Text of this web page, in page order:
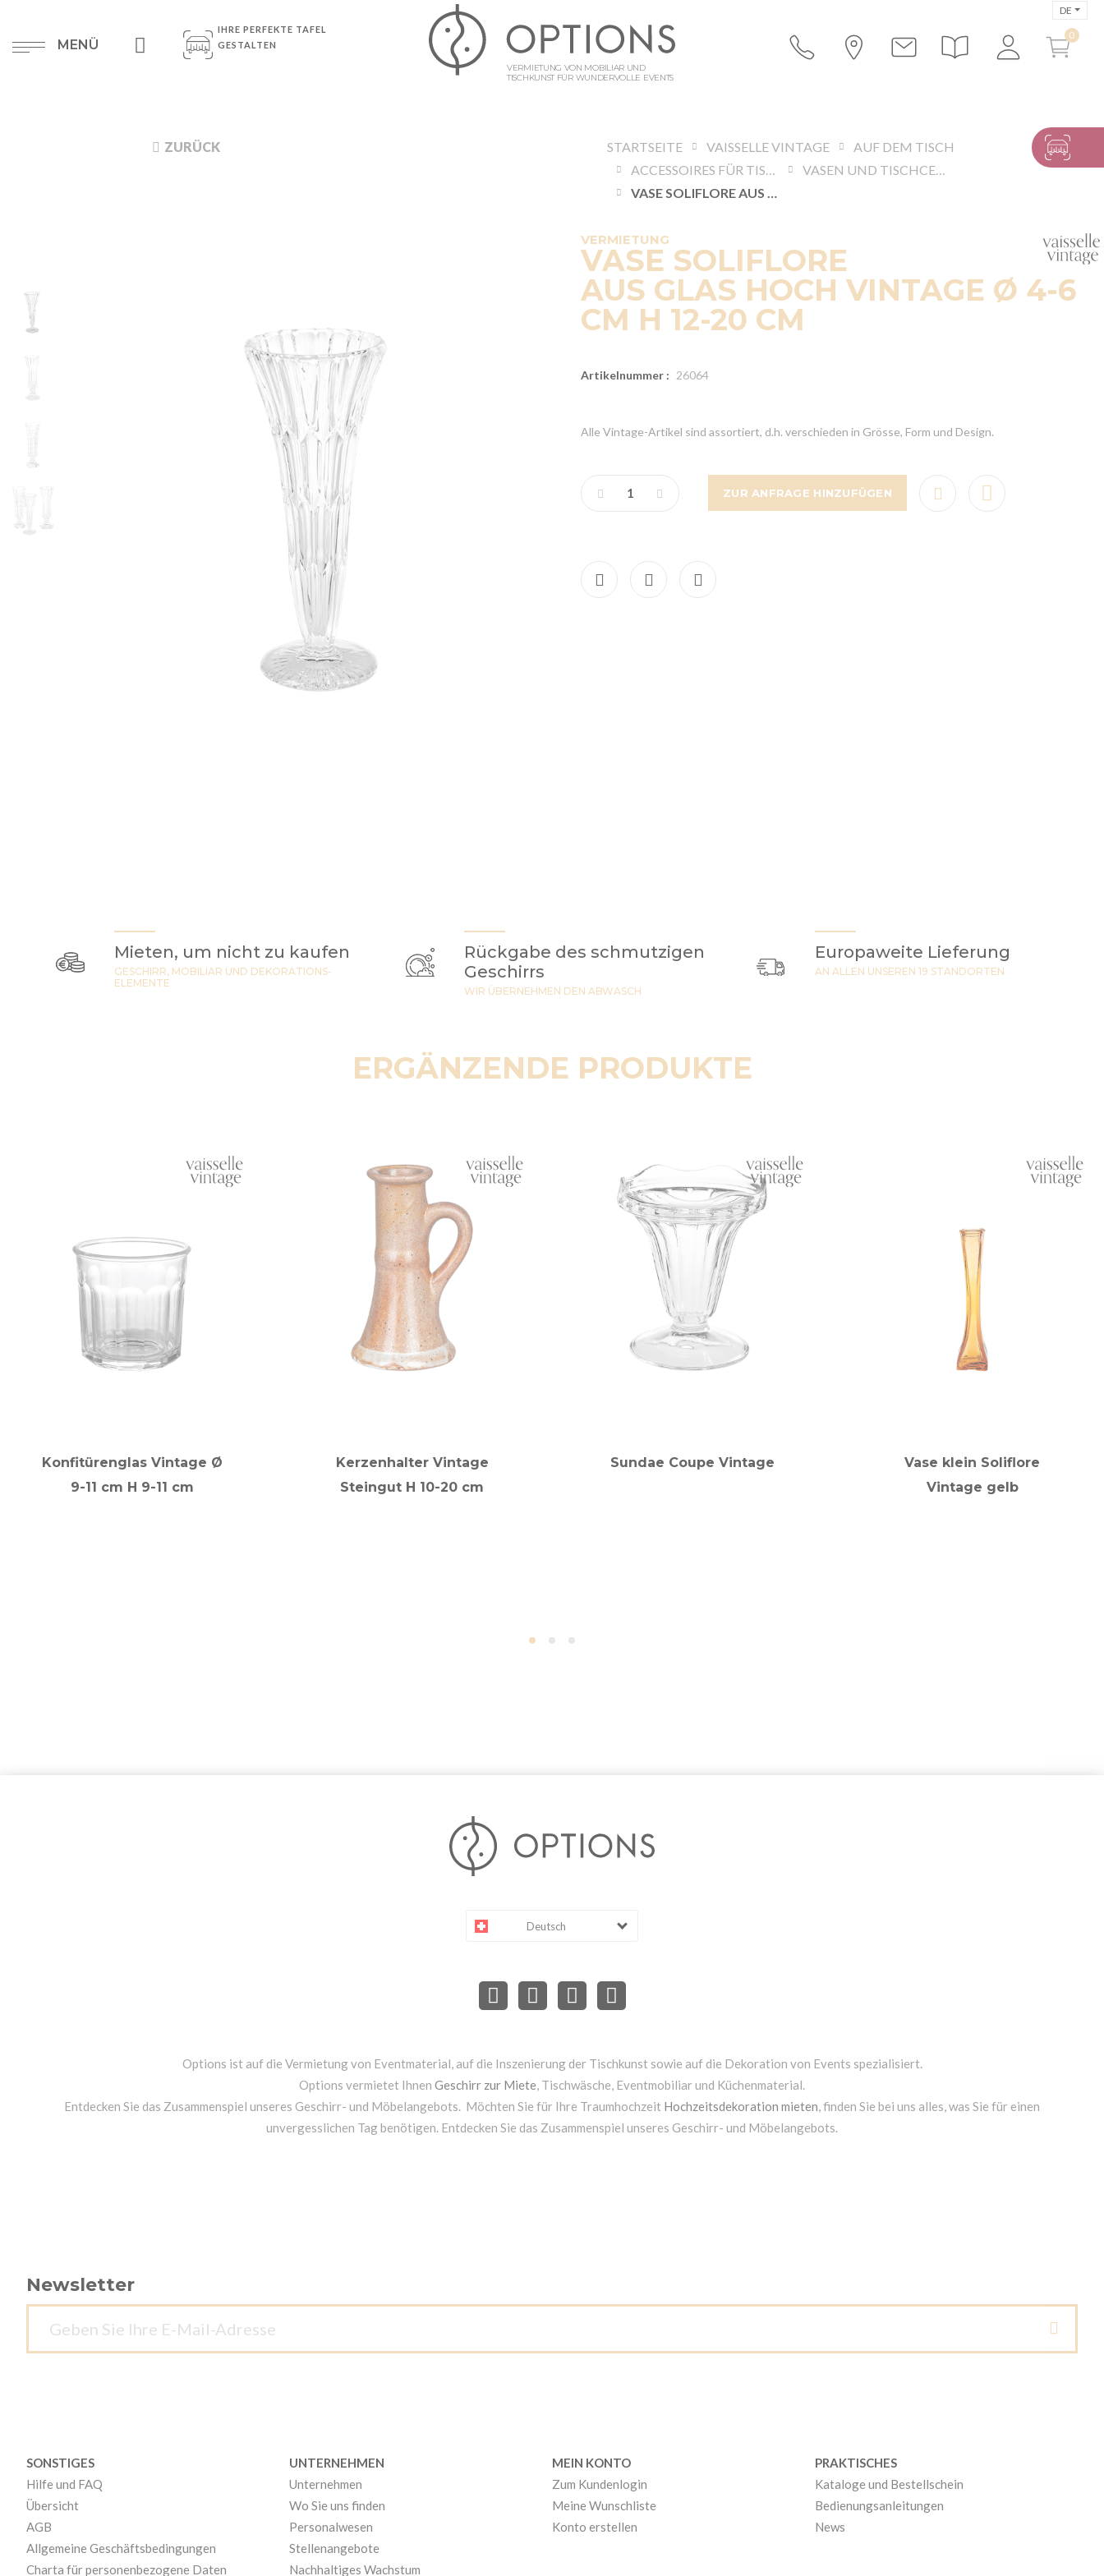
MENÜ
IHRE PERFEKTE TAFEL
GESTALTEN
VERMIETUNG VON MOBILIAR UND
TISCHKUNST FÜR WUNDERVOLLE EVENTS
DE
ZURÜCK STARTSEITE VAISSELLE VINTAGE
AUF DEM TISCH
ACCESSOIRES FÜR TISCHE UND BUFFETS
VASEN UND TISCHCENTER
VASE SOLIFLORE AUS GLAS HOCH VINTAGE Ø 4-6 CM H 12-20 CM
VERMIETUNG
VASE SOLIFLORE
AUS GLAS HOCH VINTAGE Ø 4-6
CM H 12-20 CM
Artikelnummer : 26064
Alle Vintage-Artikel sind assortiert, d.h. verschieden in Grösse, Form und Design.
ZUR ANFRAGE HINZUFÜGEN
Mieten, um nicht zu kaufen
GESCHIRR, MOBILIAR UND DEKORATIONS-
ELEMENTE
Rückgabe des schmutzigen
Geschirrs
WIR ÜBERNEHMEN DEN ABWASCH
Europaweite Lieferung
AN ALLEN UNSEREN 19 STANDORTEN
ERGÄNZENDE PRODUKTE
Konfitürenglas Vintage Ø
9-11 cm H 9-11 cm
Kerzenhalter Vintage
Steingut H 10-20 cm
Sundae Coupe Vintage
Vase klein Soliflore
Vintage gelb
Deutsch
Options ist auf die Vermietung von Eventmaterial, auf die Inszenierung der Tischkunst sowie auf die Dekoration von Events spezialisiert.
Options vermietet Ihnen Geschirr zur Miete, Tischwäsche, Eventmobiliar und Küchenmaterial.
Entdecken Sie das Zusammenspiel unseres Geschirr- und Möbelangebots. Möchten Sie für Ihre Traumhochzeit Hochzeitsdekoration mieten, finden Sie bei uns alles, was Sie für einen
unvergesslichen Tag benötigen. Entdecken Sie das Zusammenspiel unseres Geschirr- und Möbelangebots.
Newsletter
SONSTIGES
Hilfe und FAQ
Übersicht
AGB
Allgemeine Geschäftsbedingungen
Charta für personenbezogene Daten
UNTERNEHMEN
Unternehmen
Wo Sie uns finden
Personalwesen
Stellenangebote
Nachhaltiges Wachstum
MEIN KONTO
Zum Kundenlogin
Meine Wunschliste
Konto erstellen
PRAKTISCHES
Kataloge und Bestellschein
Bedienungsanleitungen
News